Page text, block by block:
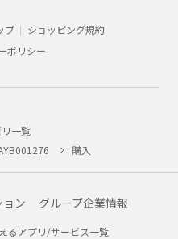
プ
ショッピング規約
ポリシー
一覧
購入
ン グループ企業情報
るアプリ/サービス一覧